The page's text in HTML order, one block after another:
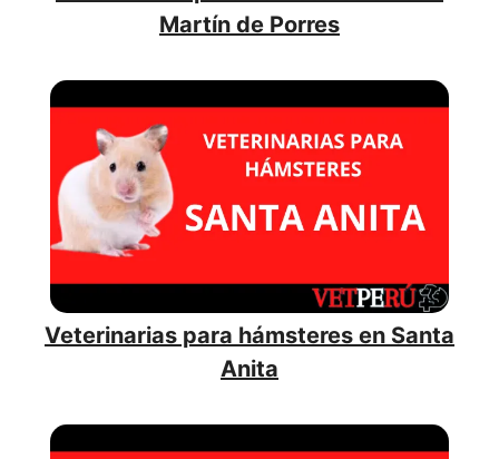
Martín de Porres
Veterinarias para hámsteres en Santa
Anita